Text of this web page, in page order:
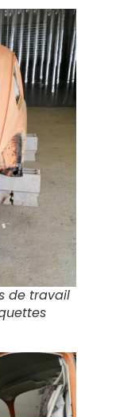
de travail